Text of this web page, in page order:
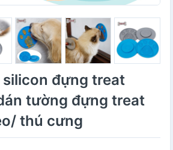
silicon đựng treat
tường đựng treat
thú cưng